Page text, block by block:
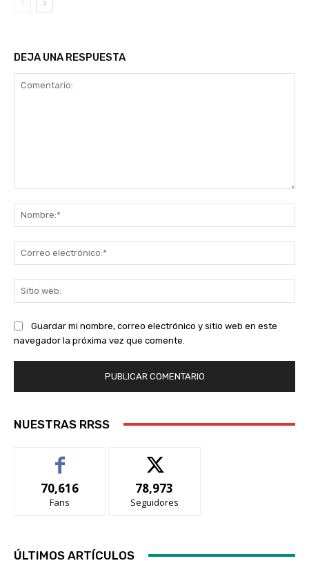
DEJA UNA RESPUESTA
Guardar mi nombre, correo electrónico y sitio web en este
navegador la próxima vez que comente.
NUESTRAS RRSS
70,616
Fans
78,973
Seguidores
ÚLTIMOS ARTÍCULOS